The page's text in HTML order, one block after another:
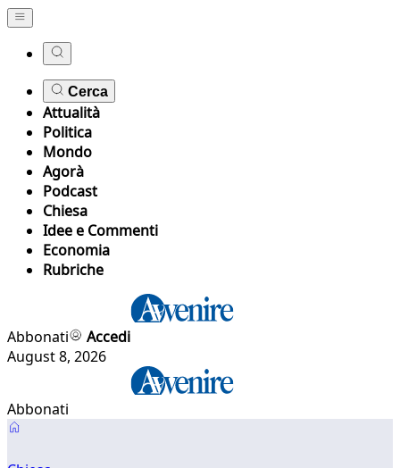
Cerca
Attualità
Politica
Mondo
Agorà
Podcast
Chiesa
Idee e Commenti
Economia
Rubriche
Abbonati
Accedi
August 8, 2026
Abbonati